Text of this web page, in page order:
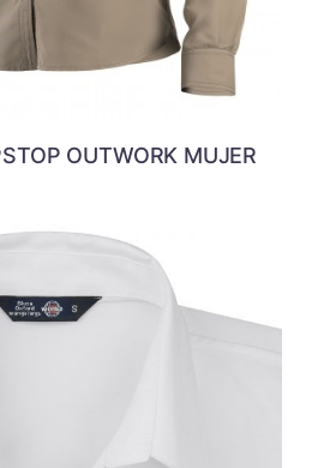
OUTWORK MUJER